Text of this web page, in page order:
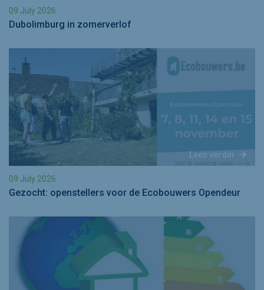
09 July 2026
Dubolimburg in zomerverlof
Lees verder
09 July 2026
Gezocht: openstellers voor de Ecobouwers Opendeur